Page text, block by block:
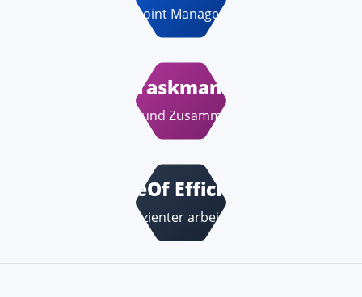
Endpoint Management
StateOf Taskmanagement
Planung und Zusammenarbeit
StateOf Efficiency
Effizienter arbeiten